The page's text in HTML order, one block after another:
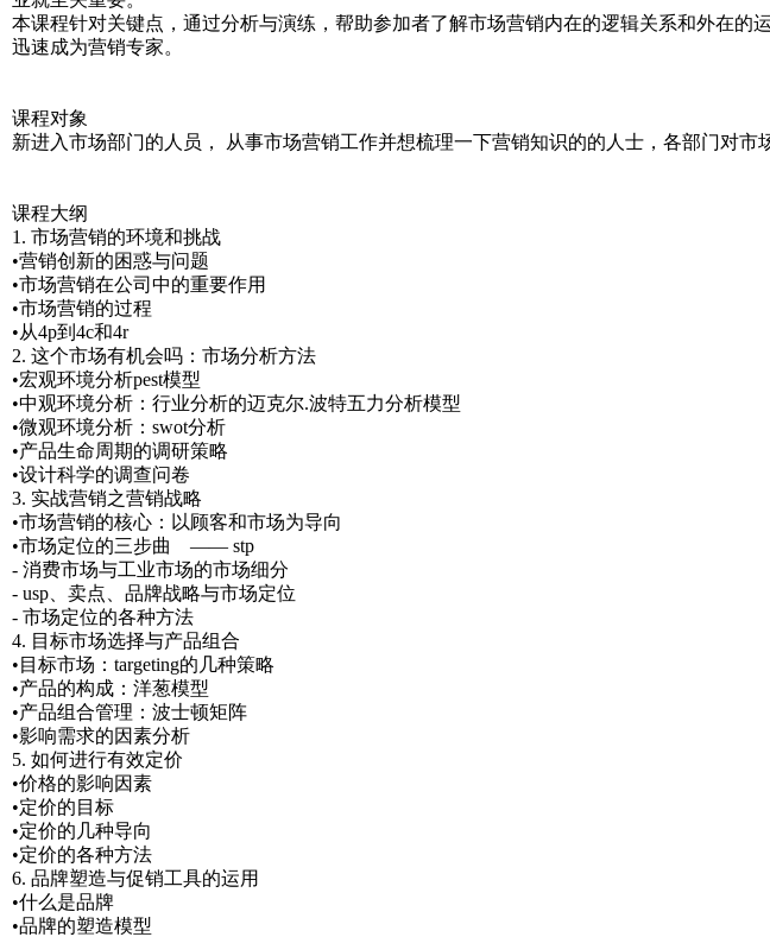
本课程针对关键点，通过分析与演练，帮助参加者了解市场营销内在的逻辑关系和外在
迅速成为营销专家。
课程对象
新进入市场部门的人员， 从事市场营销工作并想梳理一下营销知识的的人士，各部门对市
课程大纲
1. 市场营销的环境和挑战
•营销创新的困惑与问题
•市场营销在公司中的重要作用
•市场营销的过程
•从4p到4c和4r
2. 这个市场有机会吗：市场分析方法
•宏观环境分析pest模型
•中观环境分析：行业分析的迈克尔.波特五力分析模型
•微观环境分析：swot分析
•产品生命周期的调研策略
•设计科学的调查问卷
3. 实战营销之营销战略
•市场营销的核心：以顾客和市场为导向
•市场定位的三步曲 —— stp
- 消费市场与工业市场的市场细分
- usp、卖点、品牌战略与市场定位
- 市场定位的各种方法
4. 目标市场选择与产品组合
•目标市场：targeting的几种策略
•产品的构成：洋葱模型
•产品组合管理：波士顿矩阵
•影响需求的因素分析
5. 如何进行有效定价
•价格的影响因素
•定价的目标
•定价的几种导向
•定价的各种方法
6. 品牌塑造与促销工具的运用
•什么是品牌
•品牌的塑造模型